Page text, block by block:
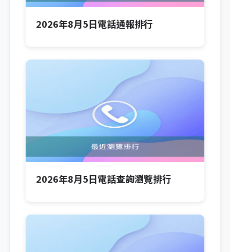
2026年8月5日電話通報排行
2026年8月5日電話查詢瀏覽排行